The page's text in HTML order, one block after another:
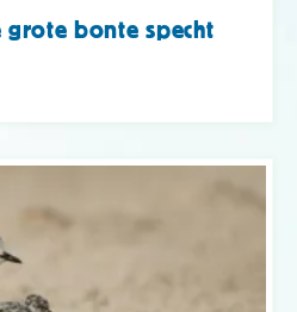
grote bonte specht